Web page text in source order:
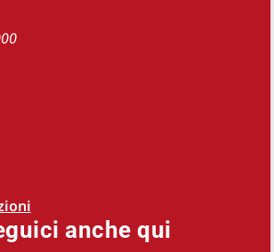
anche qui